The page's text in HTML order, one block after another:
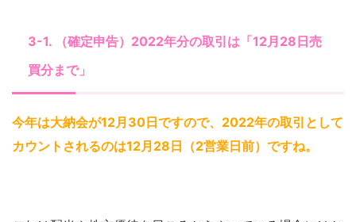
3-1. （確定申告）2022年分の取引は「12月28日売
買分まで」
今年は大納会が12月30日ですので、2022年の取引として
カウントされるのは12月28日（2営業日前） ですね。